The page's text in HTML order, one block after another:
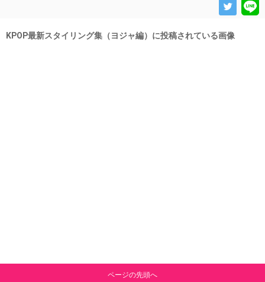
KPOP最新スタイリング集（ヨジャ編）に投稿されている画像
ページの先頭へ